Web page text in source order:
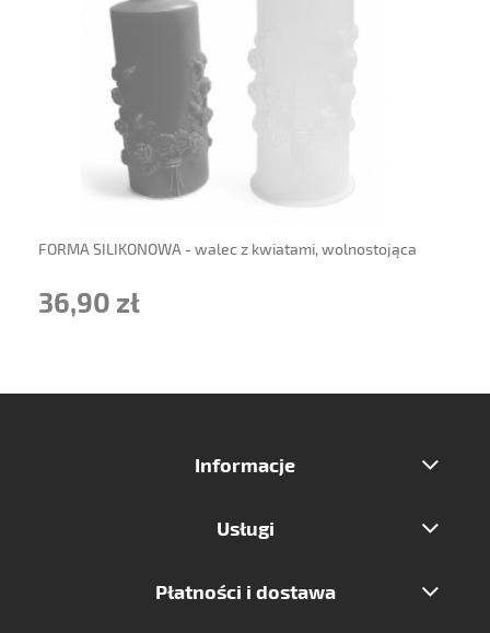
FORMA SILIKONOWA - walec z kwiatami, wolnostojąca
36,90 zł
powiadom o dostępności
Informacje
Usługi
Płatności i dostawa